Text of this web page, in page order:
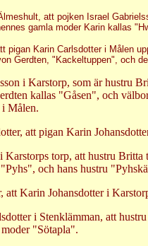
att pojken Israel
gamla moder Karin kallas
pigan Karin Carlsdotter i Målen
Gerdten, "Kackeltuppen", och
i Karstorp, som är hustru
kallas "Gåsen", och
i Målen.
att pigan Karin
Karstorps torp, att hustru
och hans hustru
att Karin Johansdotter i
i Stenklämman, att
"Sötapla".